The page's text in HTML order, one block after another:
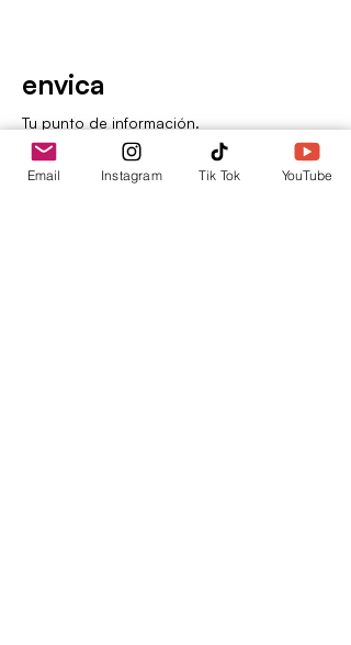
envica
Tu punto de información.
Email Instagram Tik Tok YouTube